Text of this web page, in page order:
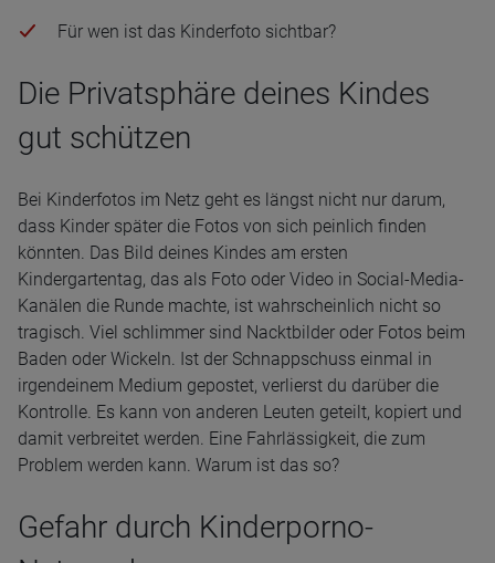
Für wen ist das Kinderfoto sichtbar?
Die Privatsphäre deines Kindes
gut schützen
Bei Kinderfotos im Netz geht es längst nicht nur darum,
dass Kinder später die Fotos von sich peinlich finden
könnten. Das Bild deines Kindes am ersten
Kindergartentag, das als Foto oder Video in Social-Media-
Kanälen die Runde machte, ist wahrscheinlich nicht so
tragisch. Viel schlimmer sind Nacktbilder oder Fotos beim
Baden oder Wickeln. Ist der Schnappschuss einmal in
irgendeinem Medium gepostet, verlierst du darüber die
Kontrolle. Es kann von anderen Leuten geteilt, kopiert und
damit verbreitet werden. Eine Fahrlässigkeit, die zum
Problem werden kann. Warum ist das so?
Gefahr durch Kinderporno-